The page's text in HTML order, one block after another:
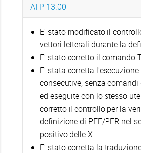
ATP 13.00
E' stato modificato il
vettori letterali durante la
E' stato corretto il comando
E' stata corretta l'esecuzione
consecutive, senza
ed eseguite con lo stesso
corretto il controllo per la
definizione di PFF/PFR nel
positivo delle X.
E' stato corretta la